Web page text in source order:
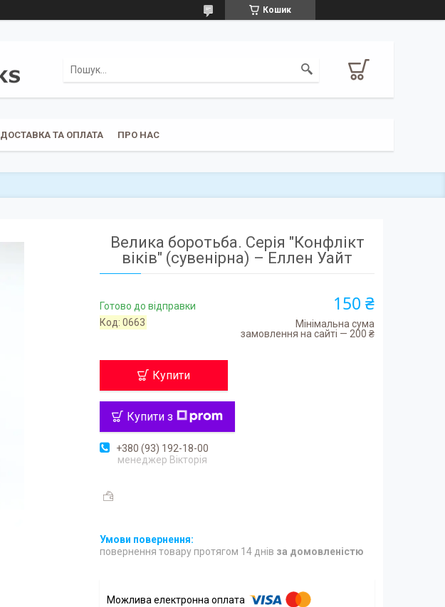
Кошик
ДОСТАВКА ТА ОПЛАТА ПРО НАС
Велика боротьба. Серія "Конфлікт
віків" (сувенірна) – Еллен Уайт
Готово до відправки
Код:0663
150 ₴
Мінімальна сума
замовлення на сайті — 200 ₴
Купити
Купити з
+380 (93) 192-18-00
менеджер Вікторія
повернення товару протягом 14 днів за домовленістю